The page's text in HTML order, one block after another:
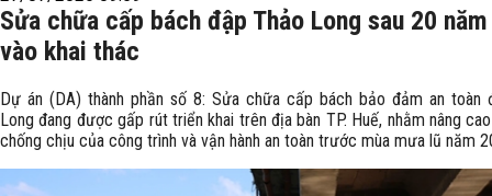
Sửa chữa cấp bách đập Thảo Long sau 20
vào khai thác
Dự án (DA) thành phần số 8: Sửa chữa cấp bách bảo đảm an toàn
Long đang được gấp rút triển khai trên địa bàn TP. Huế, nhằm nâng
chống chịu của công trình và vận hành an toàn trước mùa mưa lũ năm